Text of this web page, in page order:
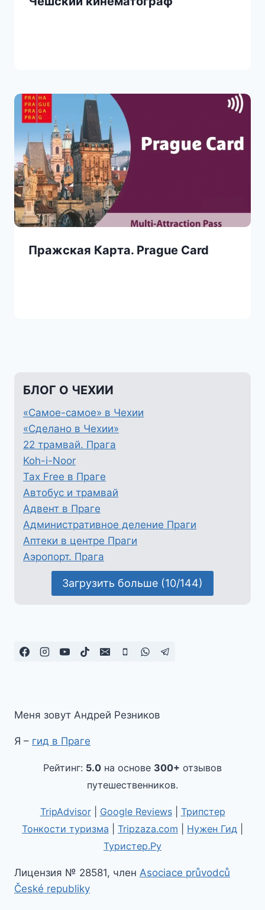
Пражская Карта. Prague Card
БЛОГ О ЧЕХИИ
«Самое-самое» в Чехии
«Сделано в Чехии»
22 трамвай. Прага
Koh-i-Noor
Tax Free в Праге
Автобус и трамвай
Адвент в Праге
Административное деление Праги
Аптеки в центре Праги
Аэропорт. Прага
Загрузить больше (10/144)
Меня зовут Андрей Резников
Я – гид в Праге
Рейтинг: 5.0 на основе 300+ отзывов
путешественников.
TripAdvisor| Google Reviews| Трипстер
Тонкости туризма
Tripzaza.com Нужен Гид
Туристер.Ру
Лицензия № 28581, член Asociace průvodců
České republiky